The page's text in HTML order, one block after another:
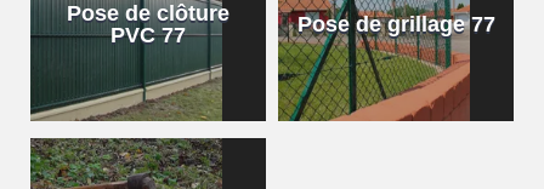
Pose de clôture
PVC 77
Pose de grillage 77